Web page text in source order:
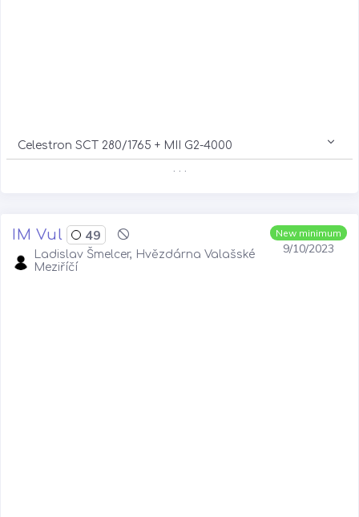
Celestron SCT 280/1765 + MII G2-4000
New minimum
9/10/2023
IM Vul 49
Ladislav Šmelcer, Hvězdárna Valašské
Meziříčí